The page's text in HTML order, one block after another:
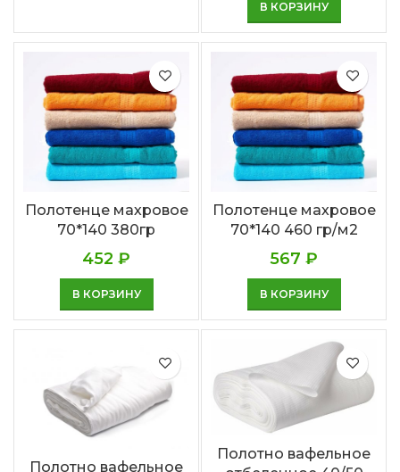
В КОРЗИНУ
Полотенце махровое
70*140 380гр
452 ₽
В КОРЗИНУ
Полотенце махровое
70*140 460 гр/м2
567 ₽
В КОРЗИНУ
Полотно вафельное
Полотно вафельное